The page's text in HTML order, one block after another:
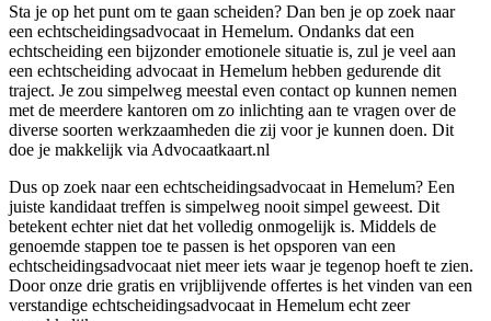
Sta je op het punt om te gaan scheiden? Dan ben je op zoek naar
een echtscheidingsadvocaat in Hemelum. Ondanks dat een
echtscheiding een bijzonder emotionele situatie is, zul je veel aan
een echtscheiding advocaat in Hemelum hebben gedurende dit
traject. Je zou simpelweg meestal even contact op kunnen nemen
met de meerdere kantoren om zo inlichting aan te vragen over de
diverse soorten werkzaamheden die zij voor je kunnen doen. Dit
doe je makkelijk via Advocaatkaart.nl
Dus op zoek naar een echtscheidingsadvocaat in Hemelum? Een
juiste kandidaat treffen is simpelweg nooit simpel geweest. Dit
betekent echter niet dat het volledig onmogelijk is. Middels de
genoemde stappen toe te passen is het opsporen van een
echtscheidingsadvocaat niet meer iets waar je tegenop hoeft te zien.
Door onze drie gratis en vrijblijvende offertes is het vinden van een
verstandige echtscheidingsadvocaat in Hemelum echt zeer